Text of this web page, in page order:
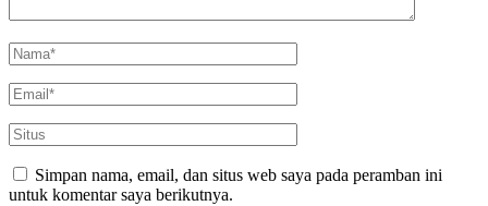
Simpan nama, email, dan situs web saya pada peramban ini
untuk komentar saya berikutnya.